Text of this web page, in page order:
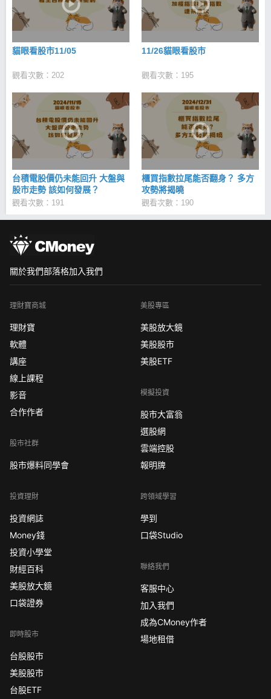
貓眼看股市11/05
觀看次數：202
11/26貓眼看股市
觀看次數：195
台積電股價仍未能回升 大盤與
股市走勢 該如何發展？
觀看次數：191
櫃買指數拉尾能否翻身？ 多方
攻勢將揭曉
觀看次數：190
關於我們部落格加入我們
理財寶商城
理財寶
軟體
講座
線上課程
影音
合作作者
股市社群
股市爆料同學會
投資理財
投資網誌
Money錢
投資小學堂
財經百科
美股放大鏡
口袋證券
即時股市
台股股市
美股股市
台股ETF
美股專區
美股放大鏡
美股股市
美股ETF
模擬投資
股市大富翁
選股網
雲端控股
報明牌
跨領域學習
學到
口袋Studio
聯絡我們
客服中心
加入我們
成為CMoney作者
場地租借